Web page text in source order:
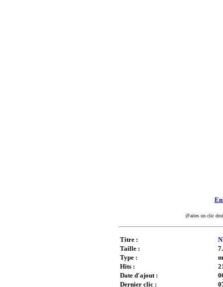
(Faites un clic
Titre :
Taille :
Type :
Hits :
Date d'ajout :
Dernier clic :